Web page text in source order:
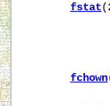
fstat
fchown